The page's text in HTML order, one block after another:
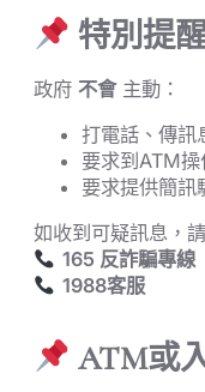
特別提
政府 不會主動：
打電話、傳訊
要求到ATM操
要求提供簡訊
如收到可疑訊息，
165 反詐騙專線
1988客服
ATM或